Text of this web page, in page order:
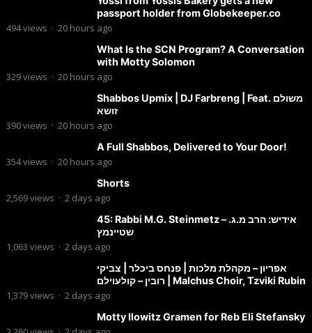
passport holder from Globekeeper.co
494views · 20 hours ago
What Is the SCN Program? A Conversation
with Motty Solomon
329views · 20 hours ago
Shabbos Upmix | DJ Farbreng | Feat. משולם
זושא
390views · 20 hours ago
A Full Shabbos, Delivered to Your Door!
354views · 20 hours ago
Shorts
2,569views · 2 days ago
45: Rabbi M.G. Steinmetz – אידיש: הרב מ.ג.
שטיינמץ
1,063 views · 2 days ago
אפריון – מקהלת מלכות | פנחס ביכלר | צביקי
רובין – קולעוילם | Malchus Choir, Tzviki Rubin
1,379views · 2 days ago
Motty Ilowitz Gramen for Reb Eli Stefansky